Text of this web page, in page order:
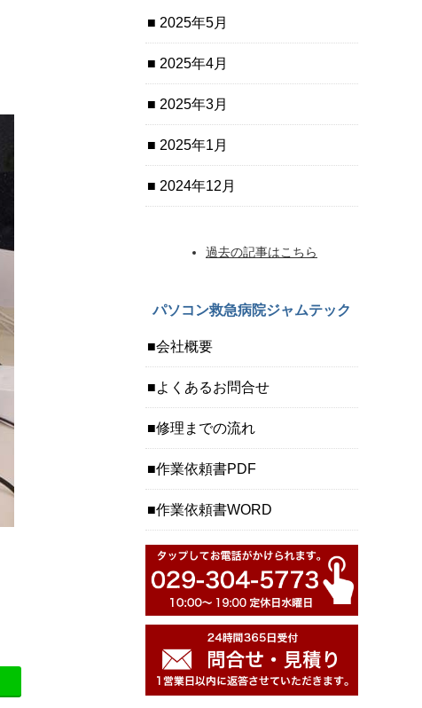
2025年5月
2025年4月
2025年3月
2025年1月
2024年12月
過去の記事はこちら
パソコン救急病院ジャムテック
会社概要
よくあるお問合せ
修理までの流れ
作業依頼書PDF
作業依頼書WORD